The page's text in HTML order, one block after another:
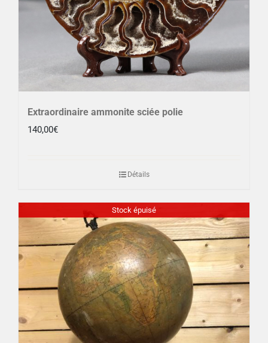
Extraordinaire ammonite sciée polie
140,00€
Détails
Stock épuisé